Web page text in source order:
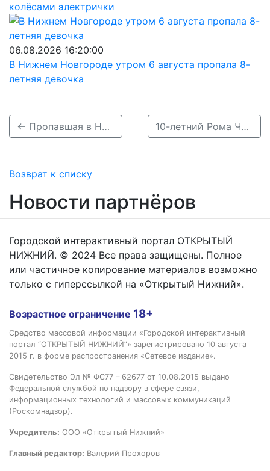
колёсами электрички
06.08.2026 16:20:00
В Нижнем Новгороде утром 6 августа пропала 8-
летняя девочка
← Пропавшая в Нижнем Новгороде 15-летняя Анна Козлова найдена живой 10-летний Рома Чванов пропал в Нижнем Новгороде по дороге в магазин →
Возврат к списку
Новости партнёров
Городской интерактивный портал ОТКРЫТЫЙ
НИЖНИЙ. © 2024 Все права защищены. Полное
или частичное копирование материалов возможно
только с гиперссылкой на «Открытый Нижний».
Возрастное ограничение 18+
Средство массовой информации «Городской интерактивный
портал “ОТКРЫТЫЙ НИЖНИЙ”» зарегистрировано 10 августа
2015 г. в форме распространения «Сетевое издание».
Свидетельство Эл № ФС77 – 62677 от 10.08.2015 выдано
Федеральной службой по надзору в сфере связи,
информационных технологий и массовых коммуникаций
(Роскомнадзор).
Учредитель: ООО «Открытый Нижний»
Главный редактор: Валерий Прохоров